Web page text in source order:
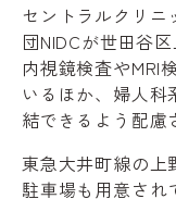
セントラルクリニ
団NIDCが世田谷
内視鏡検査やMRI
いるほか、婦人
結できるよう配慮
東急大井町線の上
駐車場も用意され